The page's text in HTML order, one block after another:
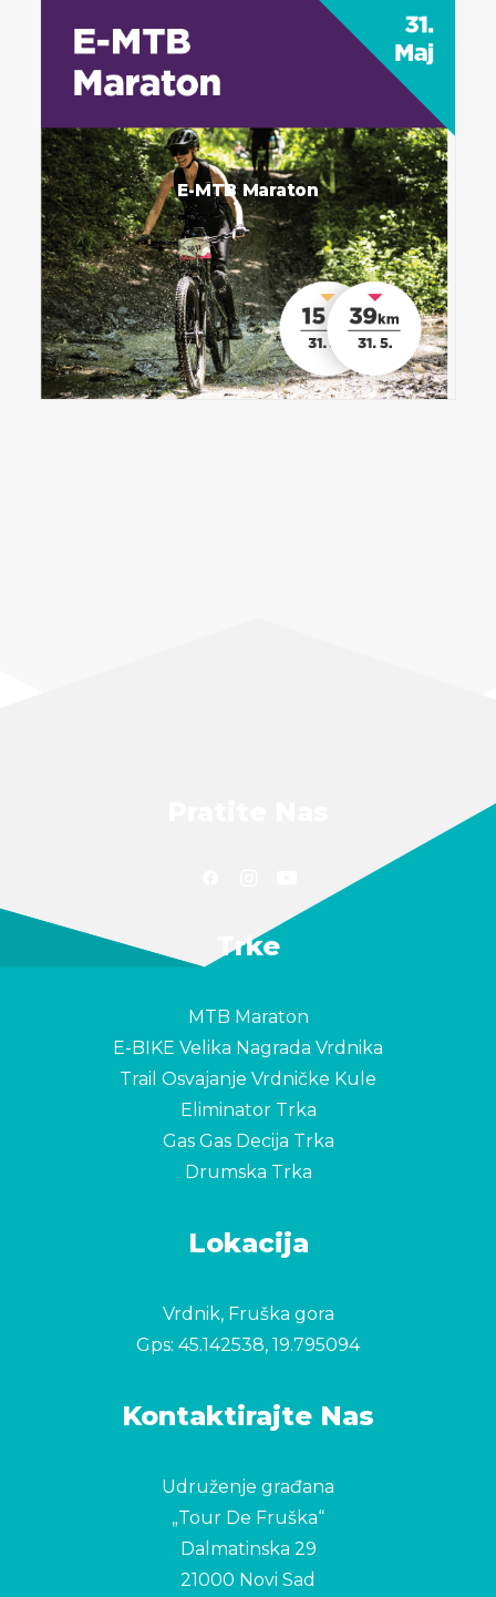
E-MTB Maraton
Trke
MTB Maraton
E-BIKE Velika Nagrada Vrdnika
Trail Osvajanje Vrdničke Kule
Eliminator Trka
Gas Gas Decija Trka
Drumska Trka
Lokacija
Vrdnik, Fruška gora
Gps: 45.142538, 19.795094
Kontaktirajte Nas
Udruženje građana
„Tour De Fruška“
Dalmatinska 29
21000 Novi Sad